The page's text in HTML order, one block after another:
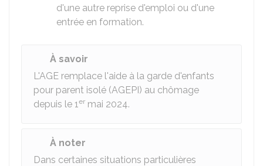
d'une autre reprise d'emploi ou d'une
entrée en formation.
À savoir
L'AGE remplace l'aide à la garde d'enfants
pour parent isolé (AGEPI) au chômage
depuis le 1er mai 2024.
À noter
Dans certaines situations particulières